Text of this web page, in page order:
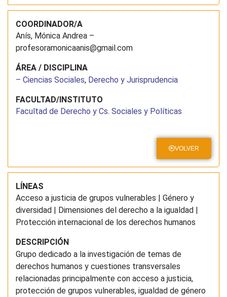
COORDINADOR/A
Anís, Mónica Andrea –
profesoramonicaanis@gmail.com
ÁREA / DISCIPLINA
– Ciencias Sociales, Derecho y Jurisprudencia
FACULTAD/INSTITUTO
Facultad de Derecho y Cs. Sociales y Políticas
VOLVER
LÍNEAS
Acceso a justicia de grupos vulnerables | Género y
diversidad | Dimensiones del derecho a la igualdad |
Protección internacional de los derechos humanos
DESCRIPCIÓN
Grupo dedicado a la investigación de temas de
derechos humanos y cuestiones transversales
relacionadas principalmente con acceso a justicia,
protección de grupos vulnerables, igualdad de género